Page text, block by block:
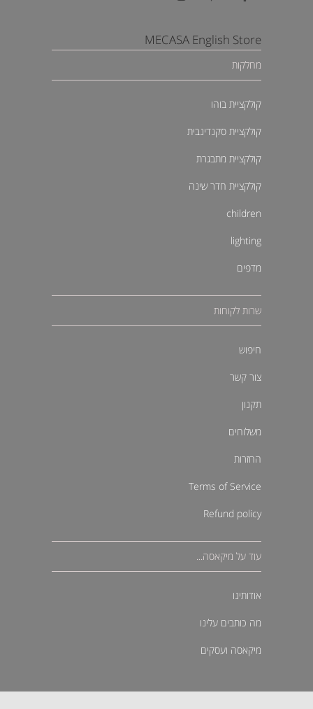
MECASA English Store
מחלקות
קולקציית בוהו
קולקציית סקנדינבית
קולקציית מתבגרת
קולקציית חדר שינה
children
lighting
מדפים
שרות לקוחות
חיפוש
צור קשר
תקנון
משלוחים
החזרות
Terms of Service
Refund policy
עוד על מיקאסה...
אודותינו
מה כותבים עלינו
מיקאסה ועסקים